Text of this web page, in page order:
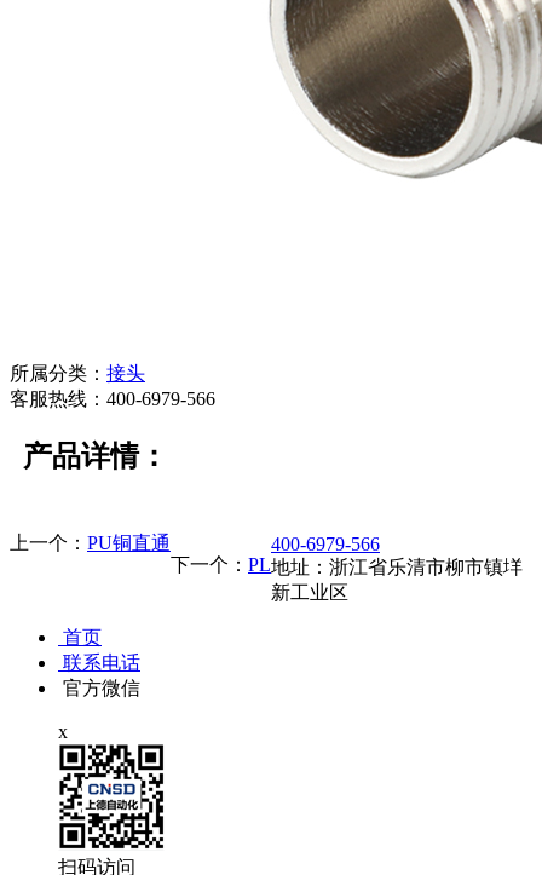
所属分类： 接头
客服热线：400-6979-566
产品详情：
上一个： PU铜直通
下一个： PL
400-6979-566
地址：浙江省乐清市柳市镇垟
新工业区
首页
联系电话
官方微信
x
扫码访问